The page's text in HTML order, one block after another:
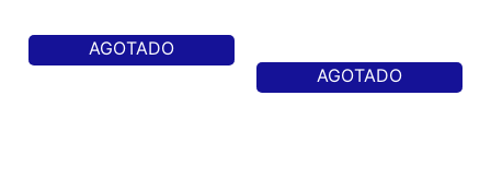
AGOTADO
AGOTADO